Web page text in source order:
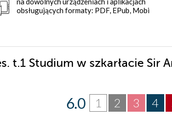
obsługujących formaty: PDF, EPub, Mobi
t.1 Studium w szkarłacie Sir
4
3
2
1
6.0